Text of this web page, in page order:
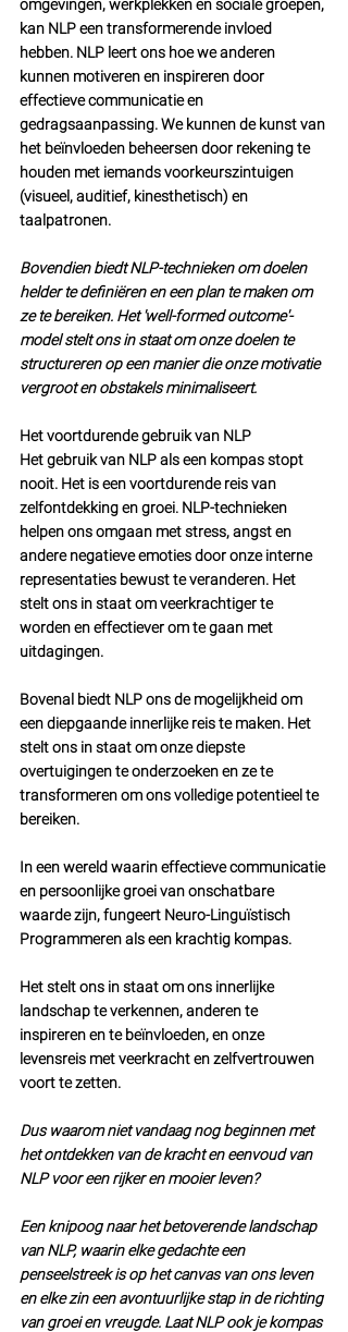
omgevingen, werkplekken en sociale groepen,
kan NLP een transformerende invloed
hebben. NLP leert ons hoe we anderen
kunnen motiveren en inspireren door
effectieve communicatie en
gedragsaanpassing. We kunnen de kunst van
het beïnvloeden beheersen door rekening te
houden met iemands voorkeurszintuigen
(visueel, auditief, kinesthetisch) en
taalpatronen.
Bovendien biedt NLP-technieken om doelen
helder te definiëren en een plan te maken om
ze te bereiken. Het 'well-formed outcome'-
model stelt ons in staat om onze doelen te
structureren op een manier die onze motivatie
vergroot en obstakels minimaliseert.
Het voortdurende gebruik van NLP
Het gebruik van NLP als een kompas stopt
nooit. Het is een voortdurende reis van
zelfontdekking en groei. NLP-technieken
helpen ons omgaan met stress, angst en
andere negatieve emoties door onze interne
representaties bewust te veranderen. Het
stelt ons in staat om veerkrachtiger te
worden en effectiever om te gaan met
uitdagingen.
Bovenal biedt NLP ons de mogelijkheid om
een diepgaande innerlijke reis te maken. Het
stelt ons in staat om onze diepste
overtuigingen te onderzoeken en ze te
transformeren om ons volledige potentieel te
bereiken.
In een wereld waarin effectieve communicatie
en persoonlijke groei van onschatbare
waarde zijn, fungeert Neuro-Linguïstisch
Programmeren als een krachtig kompas.
Het stelt ons in staat om ons innerlijke
landschap te verkennen, anderen te
inspireren en te beïnvloeden, en onze
levensreis met veerkracht en zelfvertrouwen
voort te zetten.
Dus waarom niet vandaag nog beginnen met
het ontdekken van de kracht en eenvoud van
NLP voor een rijker en mooier leven?
Een knipoog naar het betoverende landschap
van NLP, waarin elke gedachte een
penseelstreek is op het canvas van ons leven
en elke zin een avontuurlijke stap in de richting
van groei en vreugde. Laat NLP ook je kompas